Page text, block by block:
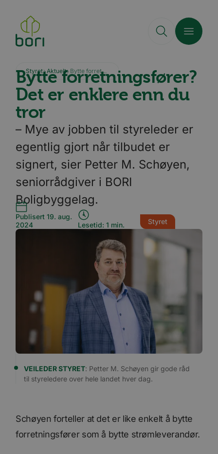
hovedinnhold
Styret Aktuelt Bytte forretningsfører? Det er enklere enn du tror
Bytte forretningsfører?
Det er enklere enn du
tror
– Mye av jobben til styreleder er
egentlig gjort når tilbudet er
signert, sier Petter M. Schøyen,
seniorrådgiver i BORI
Boligbyggelag.
VEILEDER STYRET: Petter M. Schøyen gir gode råd
til styreledere over hele landet hver dag.
Publisert 19. aug.
2024
Lesetid: 1 min. Styret
Schøyen forteller at det er like enkelt å bytte
forretningsfører som å bytte strømleverandør.